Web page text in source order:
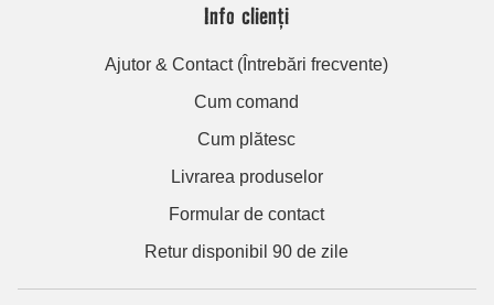
Info clienți
Ajutor & Contact (Întrebări frecvente)
Cum comand
Cum plătesc
Livrarea produselor
Formular de contact
Retur disponibil 90 de zile